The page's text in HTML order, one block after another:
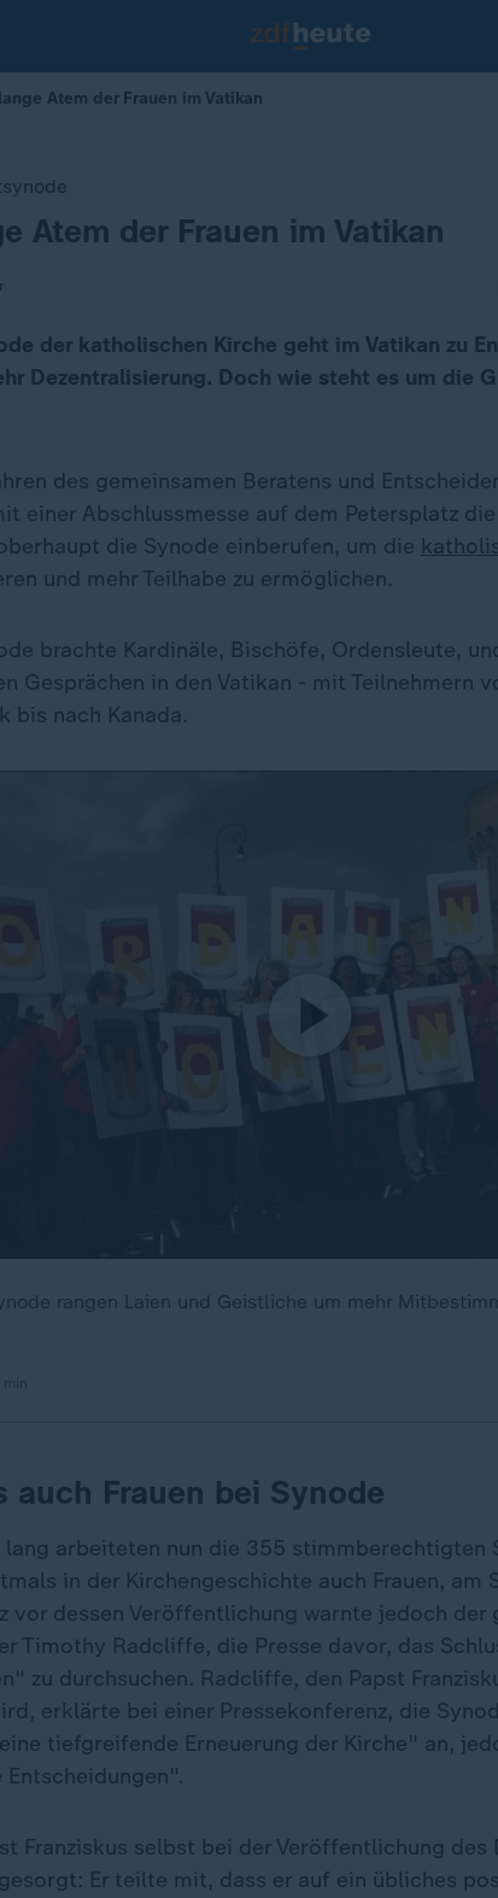
Atem der Frauen im Vatikan
Atem der Frauen im Vatikan
der katholischen Kirche geht im Vatikan zu
Dezentralisierung. Doch wie steht es um die
des gemeinsamen Beratens und
einer Abschlussmesse auf dem Petersplatz
die Synode einberufen, um die
und mehr Teilhabe zu ermöglichen.
brachte Kardinäle, Bischöfe, Ordensleute,
Gesprächen in den Vatikan - mit Teilnehmern
bis nach Kanada.
rangen Laien und Geistliche um mehr
auch Frauen bei Synode
lang arbeiteten nun die 355 stimmberechtigten
in der Kirchengeschichte auch Frauen, am
vor dessen Veröffentlichung warnte jedoch
Timothy Radcliffe, die Presse davor, das
zu durchsuchen. Radcliffe, den Papst
erklärte bei einer Pressekonferenz, die
tiefgreifende Erneuerung der Kirche" an,
Franziskus selbst bei der Veröffentlichung des
Er teilte mit, dass er auf ein übliches